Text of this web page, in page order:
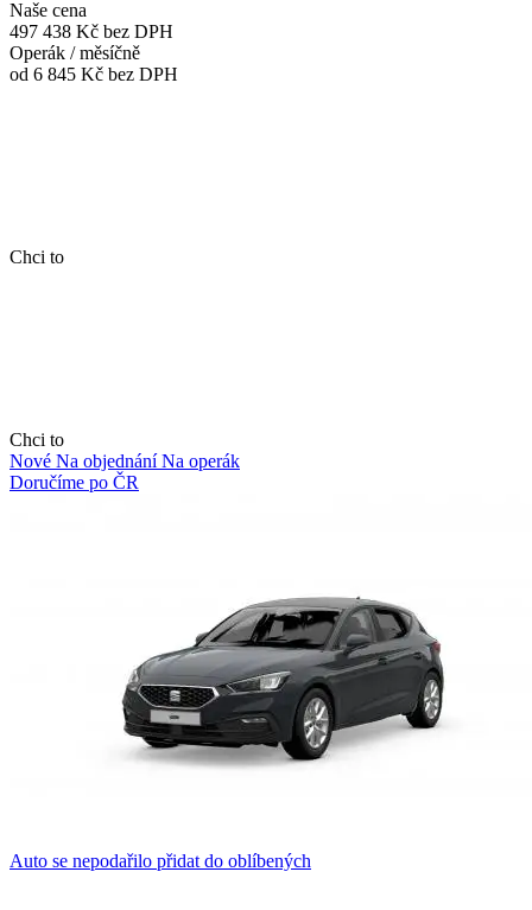
Naše cena
497 438 Kč bez DPH
Operák / měsíčně
od 6 845 Kč bez DPH
Chci to
Chci to
Nové Na objednáníNa operák
Doručíme po ČR
Auto se nepodařilo přidat do oblíbených